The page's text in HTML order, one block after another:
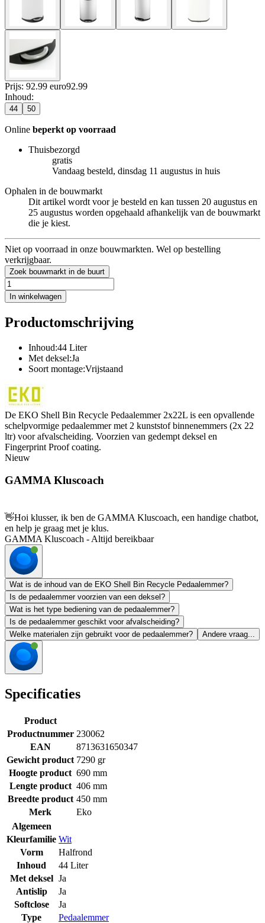
Prijs: 92.99 euro92.99
Inhoud:
44 50
Online beperkt op voorraad
Thuisbezorgd
gratis
Vandaag besteld, dinsdag 11 augustus in huis
Ophalen in de bouwmarkt
Dit artikel wordt voor je besteld en kan tussen 20 augustus en
25 augustus worden opgehaald afhankelijk van de bouwmarkt
die je kiest.
Niet op voorraad in onze bouwmarkten. Wel op bestelling
verkrijgbaar.
Zoek bouwmarkt in de buurt
In winkelwagen
Productomschrijving
Inhoud:44 Liter
Met deksel:Ja
Soort montage:Vrijstaand
De EKO Shell Bin Recycle Pedaalemmer 2x22L is een opvallende
schelpvormige pedaalemmer met 2 kunststof binnenemmers (2x 22
ltr) voor afvalscheiding. Voorzien van gedempt deksel en
Fingerprint Proof coating.
Nieuw
GAMMA Kluscoach
👋Hoi klusser, ik ben de GAMMA Kluscoach, een handige chatbot,
en help je graag met je klus.
GAMMA Kluscoach - Altijd bereikbaar
Wat is de inhoud van de EKO Shell Bin Recycle Pedaalemmer?
Is de pedaalemmer voorzien van een deksel?
Wat is het type bediening van de pedaalemmer?
Is de pedaalemmer geschikt voor afvalscheiding?
Welke materialen zijn gebruikt voor de pedaalemmer?
Andere vraag...
Specificaties
Product
Productnummer 230062
EAN
8713631650347
Gewicht product 7290 gr
Hoogte product 690 mm
Lengte product 406 mm
Breedte product 450 mm
Merk
Eko
Algemeen
Kleurfamilie Wit
Vorm
Halfrond
Inhoud
44 Liter
Met deksel Ja
Antislip
Ja
Softclose
Ja
Type
Pedaalemmer